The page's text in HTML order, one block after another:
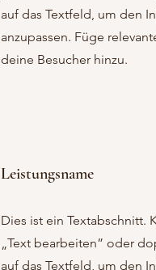
auf das Textfeld, um den
anzupassen. Füge
deine Besucher hinzu.
Leistungsname
Dies ist ein Textabschnitt.
„Text bearbeiten” oder
auf das Textfeld, um den